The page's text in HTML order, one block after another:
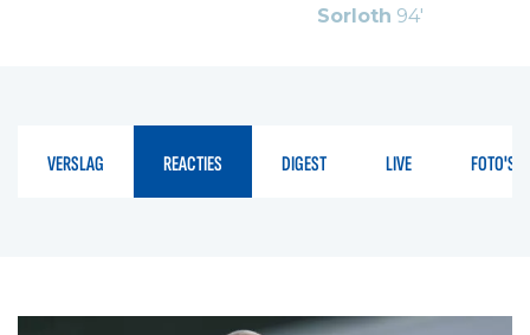
Sorloth 94'
VERSLAG REACTIES DIGEST LIVE FOTO'S